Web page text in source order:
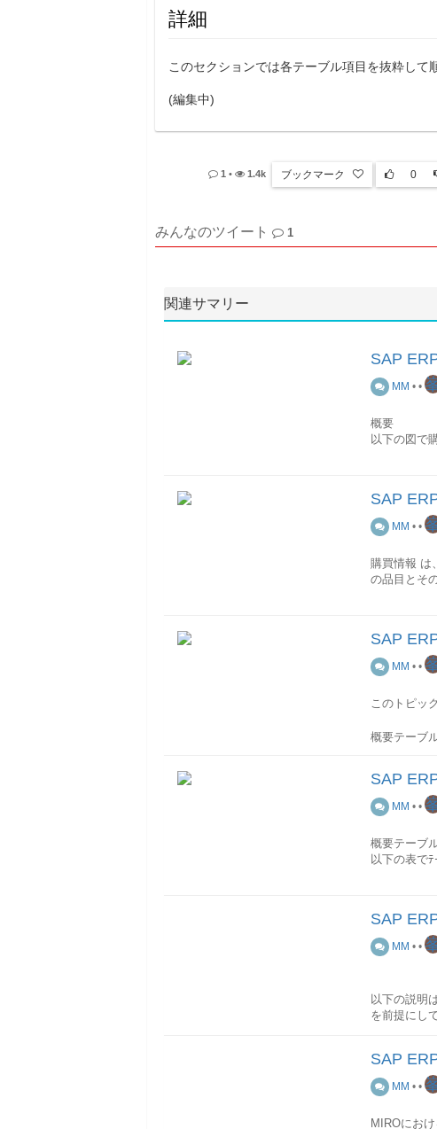
詳細
このセクションでは各テーブル項目を抜粋して
(編集中)
1 • 1.4k ブックマーク 0
みんなのツイート 1
関連サマリー
SAP
MM ••
概要
以下の図で
このセクシ
(編集中)
SAP
MM ••
購買情報 は
の品目とそ
以下の図で
EIPA購買発
このセクシ
(編集中)
SAP
MM ••
このトピッ
概要テーブ
No.技術名
受領請求書-
求書受領-テ
詳細
RBKPテー
IR伝票のヘ
ド-9
WMWST1
支払保留-
キー項目と
す。
SAP
MM ••
概要テーブ
以下の表でﾃ
伝票勘定設
以下の図で
詳細
EKPO組織
報 REPOS
この明細の
この明細の
このフラグ
追加請求な
SAP
MM ••
以下の説明
を前提にし
国内通貨で
品目が標準
転記金額＝
SAP
MM ••
MIROにお